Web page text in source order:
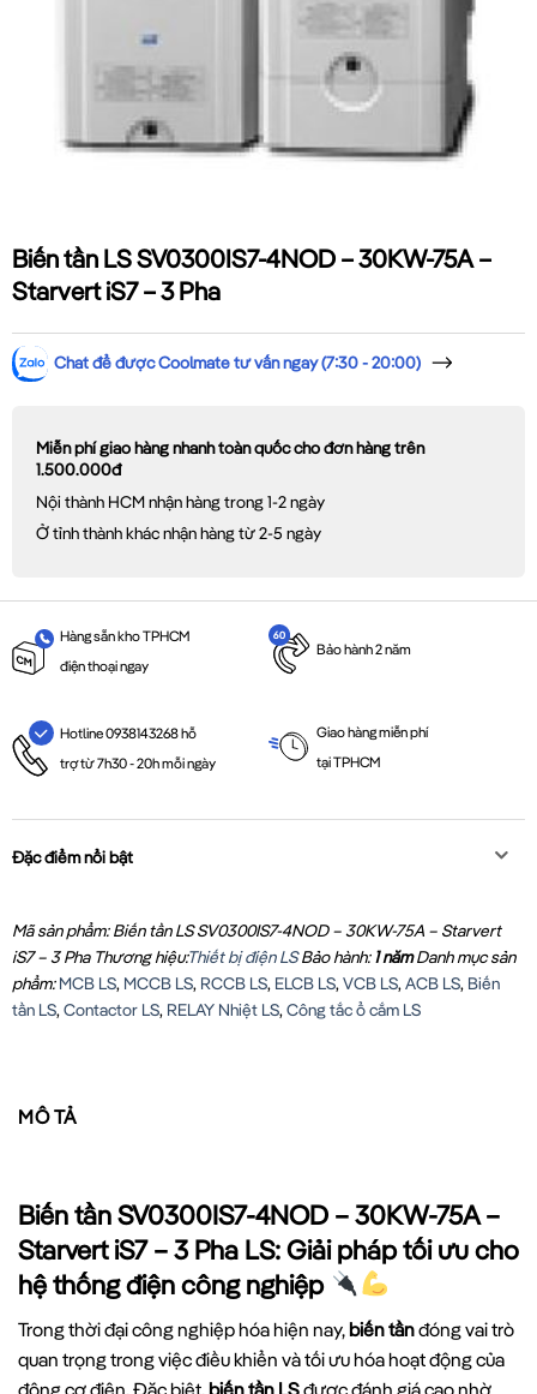
Biến tần LS SV0300IS7-4NOD – 30KW-75A –
Starvert iS7 – 3 Pha
Chat để được Coolmate tư vấn ngay (7:30 - 20:00)
Miễn phí giao hàng nhanh toàn quốc cho đơn hàng trên
1.500.000đ
Nội thành HCM nhận hàng trong 1-2 ngày
Ở tỉnh thành khác nhận hàng từ 2-5 ngày
Hàng sẵn kho TPHCM
điện thoại ngay
Bảo hành 2 năm
Hotline 0938143268 hỗ
trợ từ 7h30 - 20h mỗi ngày
Giao hàng miễn phí
tại TPHCM
Đặc điểm nổi bật
Mã sản phẩm: Biến tần LS SV0300IS7-4NOD – 30KW-75A – Starvert
iS7 – 3 Pha Thương hiệu:Thiết bị điện LS Bảo hành:1 nămDanh mục sản
phẩm:MCB LS, MCCB LS, RCCB LS, ELCB LS,VCB LS,ACB LS, Biến
tần LS,Contactor LS, RELAY Nhiệt LS,Công tắc ổ cắm LS
MÔ TẢ
Biến tần SV0300IS7-4NOD – 30KW-75A –
Starvert iS7 – 3 Pha LS: Giải pháp tối ưu cho
hệ thống điện công nghiệp
Trong thời đại công nghiệp hóa hiện nay,biến tầnđóng vai trò
quan trọng trong việc điều khiển và tối ưu hóa hoạt động của